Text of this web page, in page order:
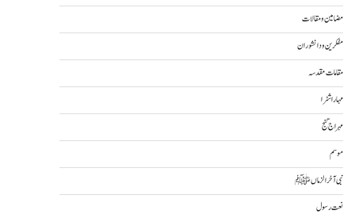
مضامین و مقالات
مفکرین و دانشوران
مقامات مقدسہ
مہاراشٹرا
مہراج گنج
موسم
نبی آخرالزماںﷺ
نعت رسول